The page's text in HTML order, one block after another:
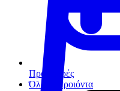
Προσφορές
Όλα τα προιόντα